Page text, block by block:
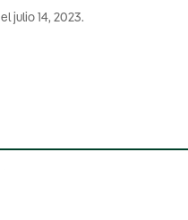
el julio 14, 2023.